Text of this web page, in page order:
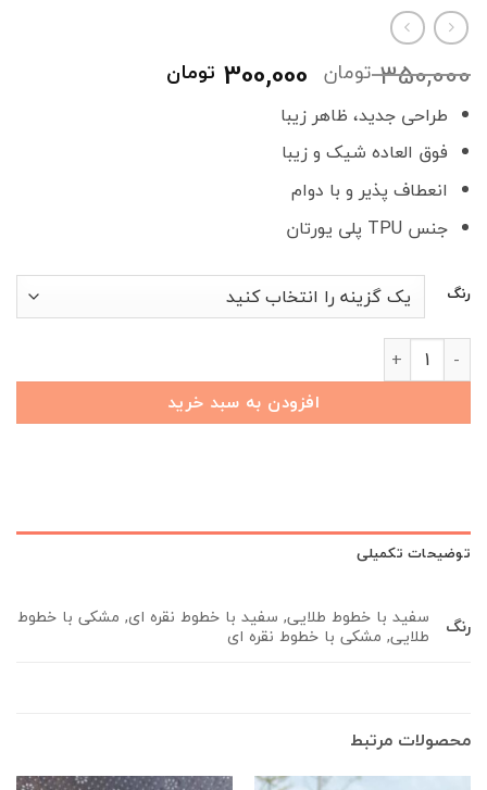
350,000 تومان قیمت
اصلی
بود.
300,000 تومان
طراحی جدید، ظاهر زیبا
فوق العاده شیک و زیبا
انعطاف پذیر و با دوام
جنس TPU پلی یورتان
رنگ
کاور ریموت KMC A5 طرح آتن عدد
افزودن به سبد خرید
توضیحات تکمیلی
رنگ سفید با خطوط طلایی, سفید با خطوط نقره ای, مشکی با خطوط
طلایی, مشکی با خطوط نقره ای
محصولات مرتبط